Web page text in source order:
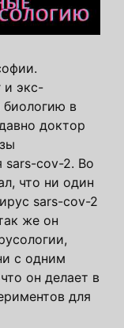
и экс-
биологию в
доктор
sars-cov-2. Во
что ни один
sars-cov-2
же он
с одним
он делает в
для